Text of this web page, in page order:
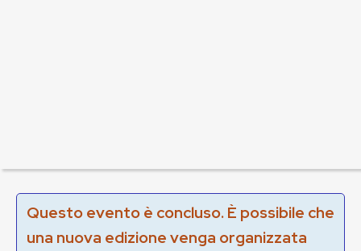
Questo evento è concluso. È possibile che
una nuova edizione venga organizzata